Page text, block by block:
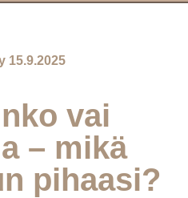
15.9.2025
vai
– mikä
pihaasi?